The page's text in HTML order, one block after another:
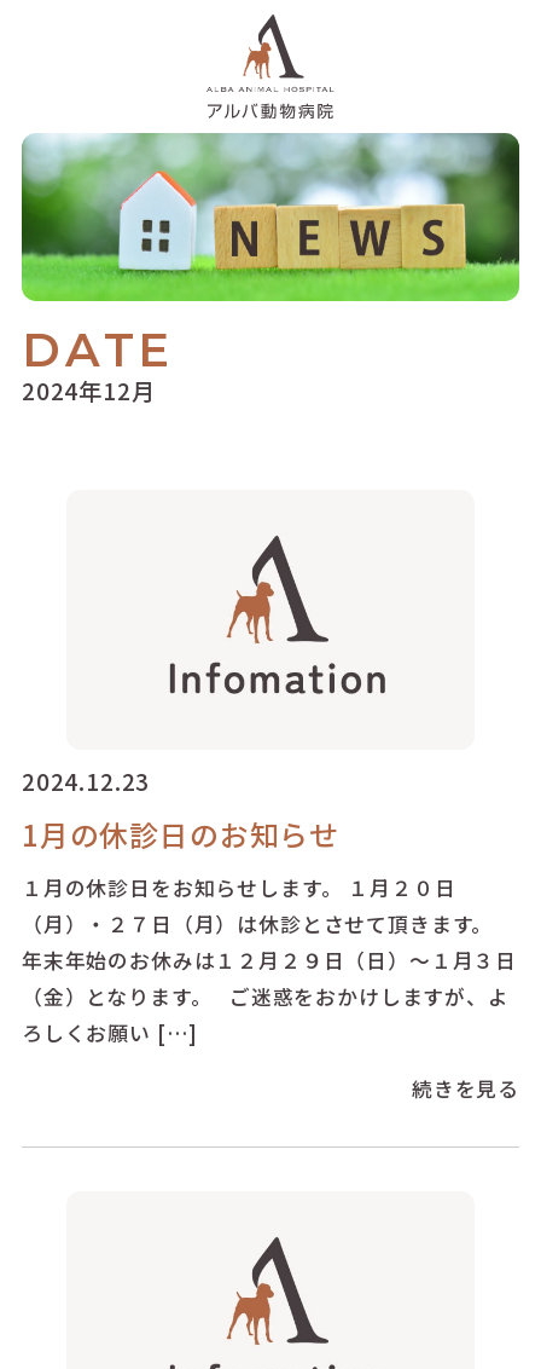
2024年12月
DATE
2024.12.23
1月の休診日のお知らせ
１月の休診日をお知らせします。 １月２０日
（月）・２７日（月）は休診とさせて頂きます。
年末年始のお休みは１２月２９日（日）～１月３日
（金）となります。 ご迷惑をおかけしますが、よ
ろしくお願い […]
続きを見る